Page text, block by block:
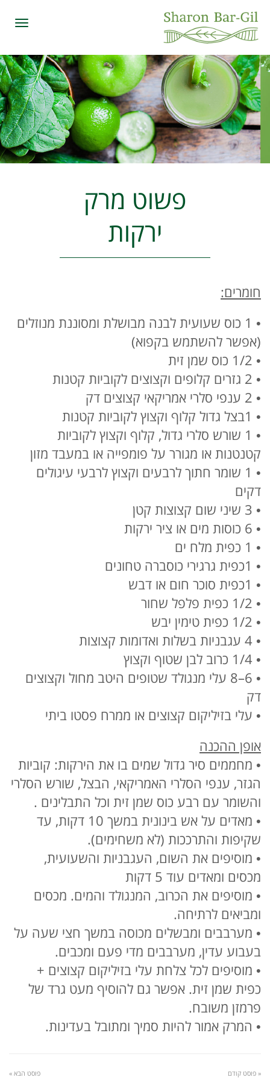
פשוט מרק
ירקות
חומרים:
• 1 כוס שעועית לבנה מבושלת ומסוננת מנוזלים
(אפשר להשתמש בקפוא)
• 1/2 כוס שמן זית
• 2 גזרים קלופים וקצוצים לקוביות קטנות
• 2 ענפי סלרי אמריקאי קצוצים דק
• 1בצל גדול קלוף וקצוץ לקוביות קטנות
• 1 שורש סלרי גדול, קלוף וקצוץ לקוביות
קטנטנות או מגורר על פומפייה או במעבד מזון
• 1 שומר חתוך לרבעים וקצוץ לרבעי עיגולים
דקים
• 3 שיני שום קצוצות קטן
• 6 כוסות מים או ציר ירקות
• 1 כפית מלח ים
• 1כפית גרגירי כוסברה טחונים
• 1כפית סוכר חום או דבש
• 1/2 כפית פלפל שחור
• 1/2 כפית טימין יבש
• 4 עגבניות בשלות ואדומות קצוצות
• 1/4 כרוב לבן שטוף וקצוץ
• 6–8 עלי מנגולד שטופים היטב מחול וקצוצים
דק
• עלי בזיליקום קצוצים או ממרח פסטו ביתי
אופן ההכנה
• מחממים סיר גדול שמים בו את הירקות: קוביות
הגזר, ענפי הסלרי האמריקאי, הבצל, שורש הסלרי
והשומר עם רבע כוס שמן זית וכל התבלינים .
• מאדים על אש בינונית במשך 10 דקות, עד
שקיפות והתרככות (לא משחימים).
• מוסיפים את השום, העגבניות והשעועית,
מכסים ומאדים עוד 5 דקות
• מוסיפים את הכרוב, המנגולד והמים. מכסים
ומביאים לרתיחה.
• מערבבים ומבשלים מכוסה במשך חצי שעה על
בעבוע עדין, מערבבים מדי פעם ומכבים.
• מוסיפים לכל צלחת עלי בזיליקום קצוצים +
כפית שמן זית. אפשר גם להוסיף מעט גרד של
פרמזן משובח.
• המרק אמור להיות סמיך ומתובל בעדינות.
« פוסט קודם פוסט הבא »